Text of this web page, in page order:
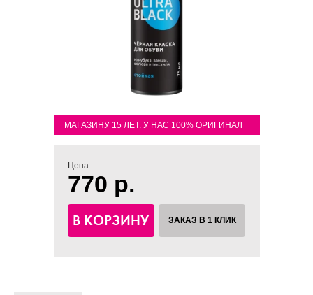
МАГАЗИНУ 15 ЛЕТ. У НАС 100% ОРИГИНАЛ
Цена
770 р.
В КОРЗИНУ ЗАКАЗ В 1 КЛИК